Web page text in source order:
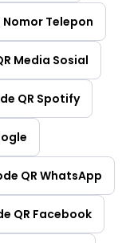
Nomor Telepon
Media Sosial
QR Spotify
QR WhatsApp
QR Facebook